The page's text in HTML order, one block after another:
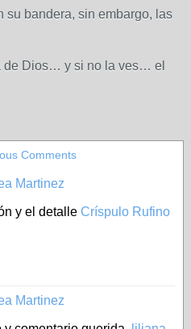
bandera, sin embargo, las
de Dios… y si no la ves… el
Comments
Martinez
y el detalle Críspulo Rufino
Martinez